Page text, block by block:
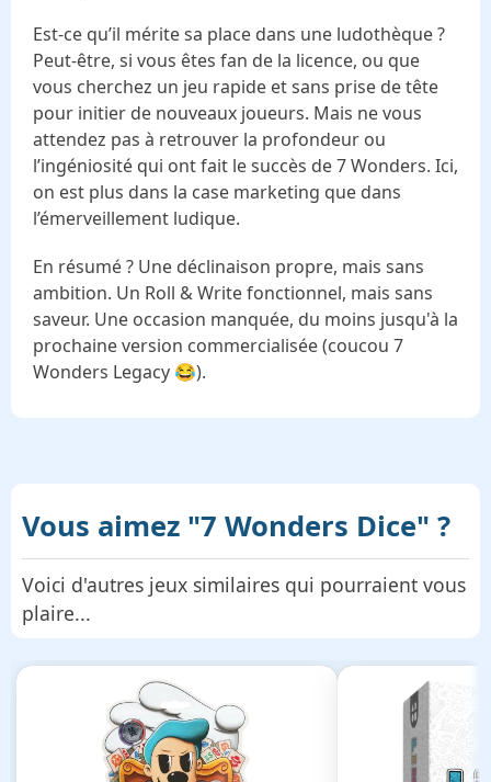
Est-ce qu’il mérite sa place dans une ludothèque ?
Peut-être, si vous êtes fan de la licence, ou que
vous cherchez un jeu rapide et sans prise de tête
pour initier de nouveaux joueurs. Mais ne vous
attendez pas à retrouver la profondeur ou
l’ingéniosité qui ont fait le succès de 7 Wonders. Ici,
on est plus dans la case marketing que dans
l’émerveillement ludique.
En résumé ? Une déclinaison propre, mais sans
ambition. Un Roll & Write fonctionnel, mais sans
saveur. Une occasion manquée, du moins jusqu'à la
prochaine version commercialisée (coucou 7
Wonders Legacy 😂).
Vous aimez "7 Wonders Dice" ?
Voici d'autres jeux similaires qui pourraient vous
plaire...